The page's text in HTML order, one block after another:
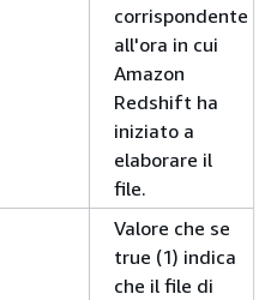
corrispondente
all'ora in cui
Amazon
Redshift ha
iniziato a
elaborare il
file.
Valore che se
true (1) indica
che il file di